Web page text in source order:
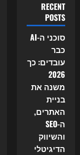
RECENT
POSTS
סוכני ה-AI
כבר
עובדים: כך
2026
משנה את
בניית
האתרים,
ה-SEO
והשיווק
הדיגיטלי